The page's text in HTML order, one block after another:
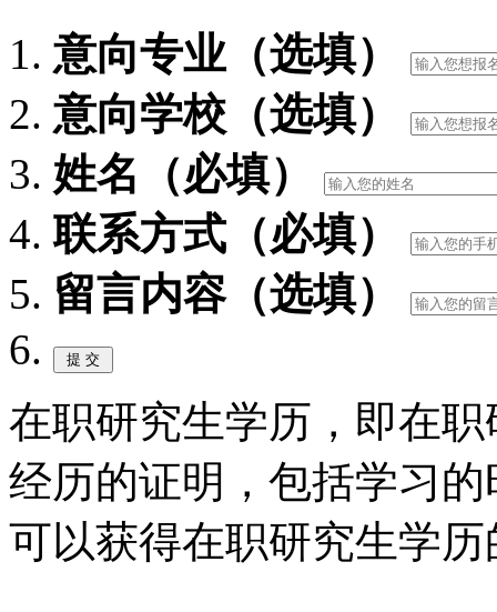
意向专业（选填）
意向学校（选填）
姓名（必填）
联系方式（必填）
留言内容（选填）
在职研究生学历，即在
经历的证明，包括学习
可以获得在职研究生学